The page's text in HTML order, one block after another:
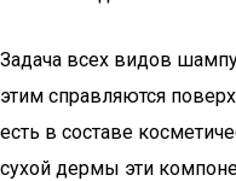
Задача всех видов
этим справляются
есть в составе
сухой дермы эти